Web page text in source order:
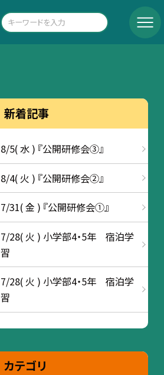
新着記事
8/5( 水 ) 『公開研修会③』
8/4( 火 ) 『公開研修会②』
7/31( 金 ) 『公開研修会①』
7/28( 火 ) 小学部4・5年 宿泊学
習
7/28( 火 ) 小学部4・5年 宿泊学
習
カテゴリ